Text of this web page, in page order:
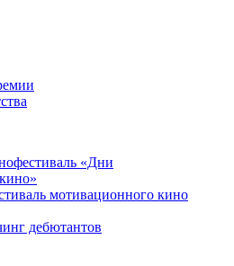
«Дни
мотивационного кино
дебютантов